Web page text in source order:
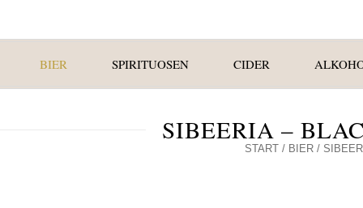
BIER SPIRITUOSEN CIDER
SIBEERIA –
START / BIER /